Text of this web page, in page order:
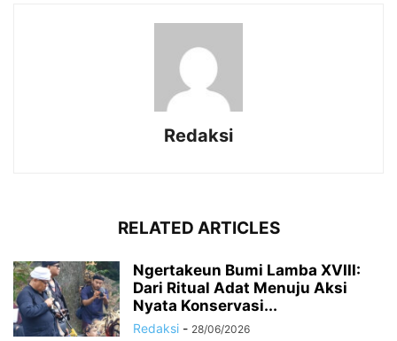
Redaksi
RELATED ARTICLES
Ngertakeun Bumi Lamba XVIII:
Dari Ritual Adat Menuju Aksi
Nyata Konservasi...
Redaksi - 28/06/2026